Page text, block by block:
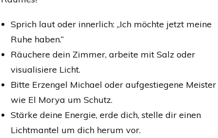
Sprich laut oder innerlich: „Ich möchte jetzt meine
Ruhe haben.“
Räuchere dein Zimmer, arbeite mit Salz oder
visualisiere Licht.
Bitte Erzengel Michael oder aufgestiegene Meister
wie El Morya um Schutz.
Stärke deine Energie, erde dich, stelle dir einen
Lichtmantel um dich herum vor.